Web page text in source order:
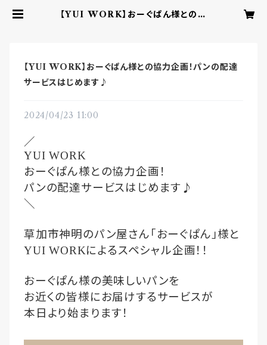
【YUI WORK】おーぐぱん様との協
【YUI WORK】おーぐぱん様との協力企画！パンの配達
サービスはじめます♪
2024/04/23 11:00
／
YUI WORK
おーぐぱん様との協力企画！
パンの配達サービスはじめます♪
＼
草加市神明のパン屋さん「おーぐぱん」様と
YUI WORKによるスペシャル企画！！
おーぐぱん様の美味しいパンを
お近くの皆様にお届けするサービスが
本日より始まります！